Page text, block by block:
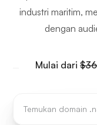
industri maritim,
dengan
Mulai dari